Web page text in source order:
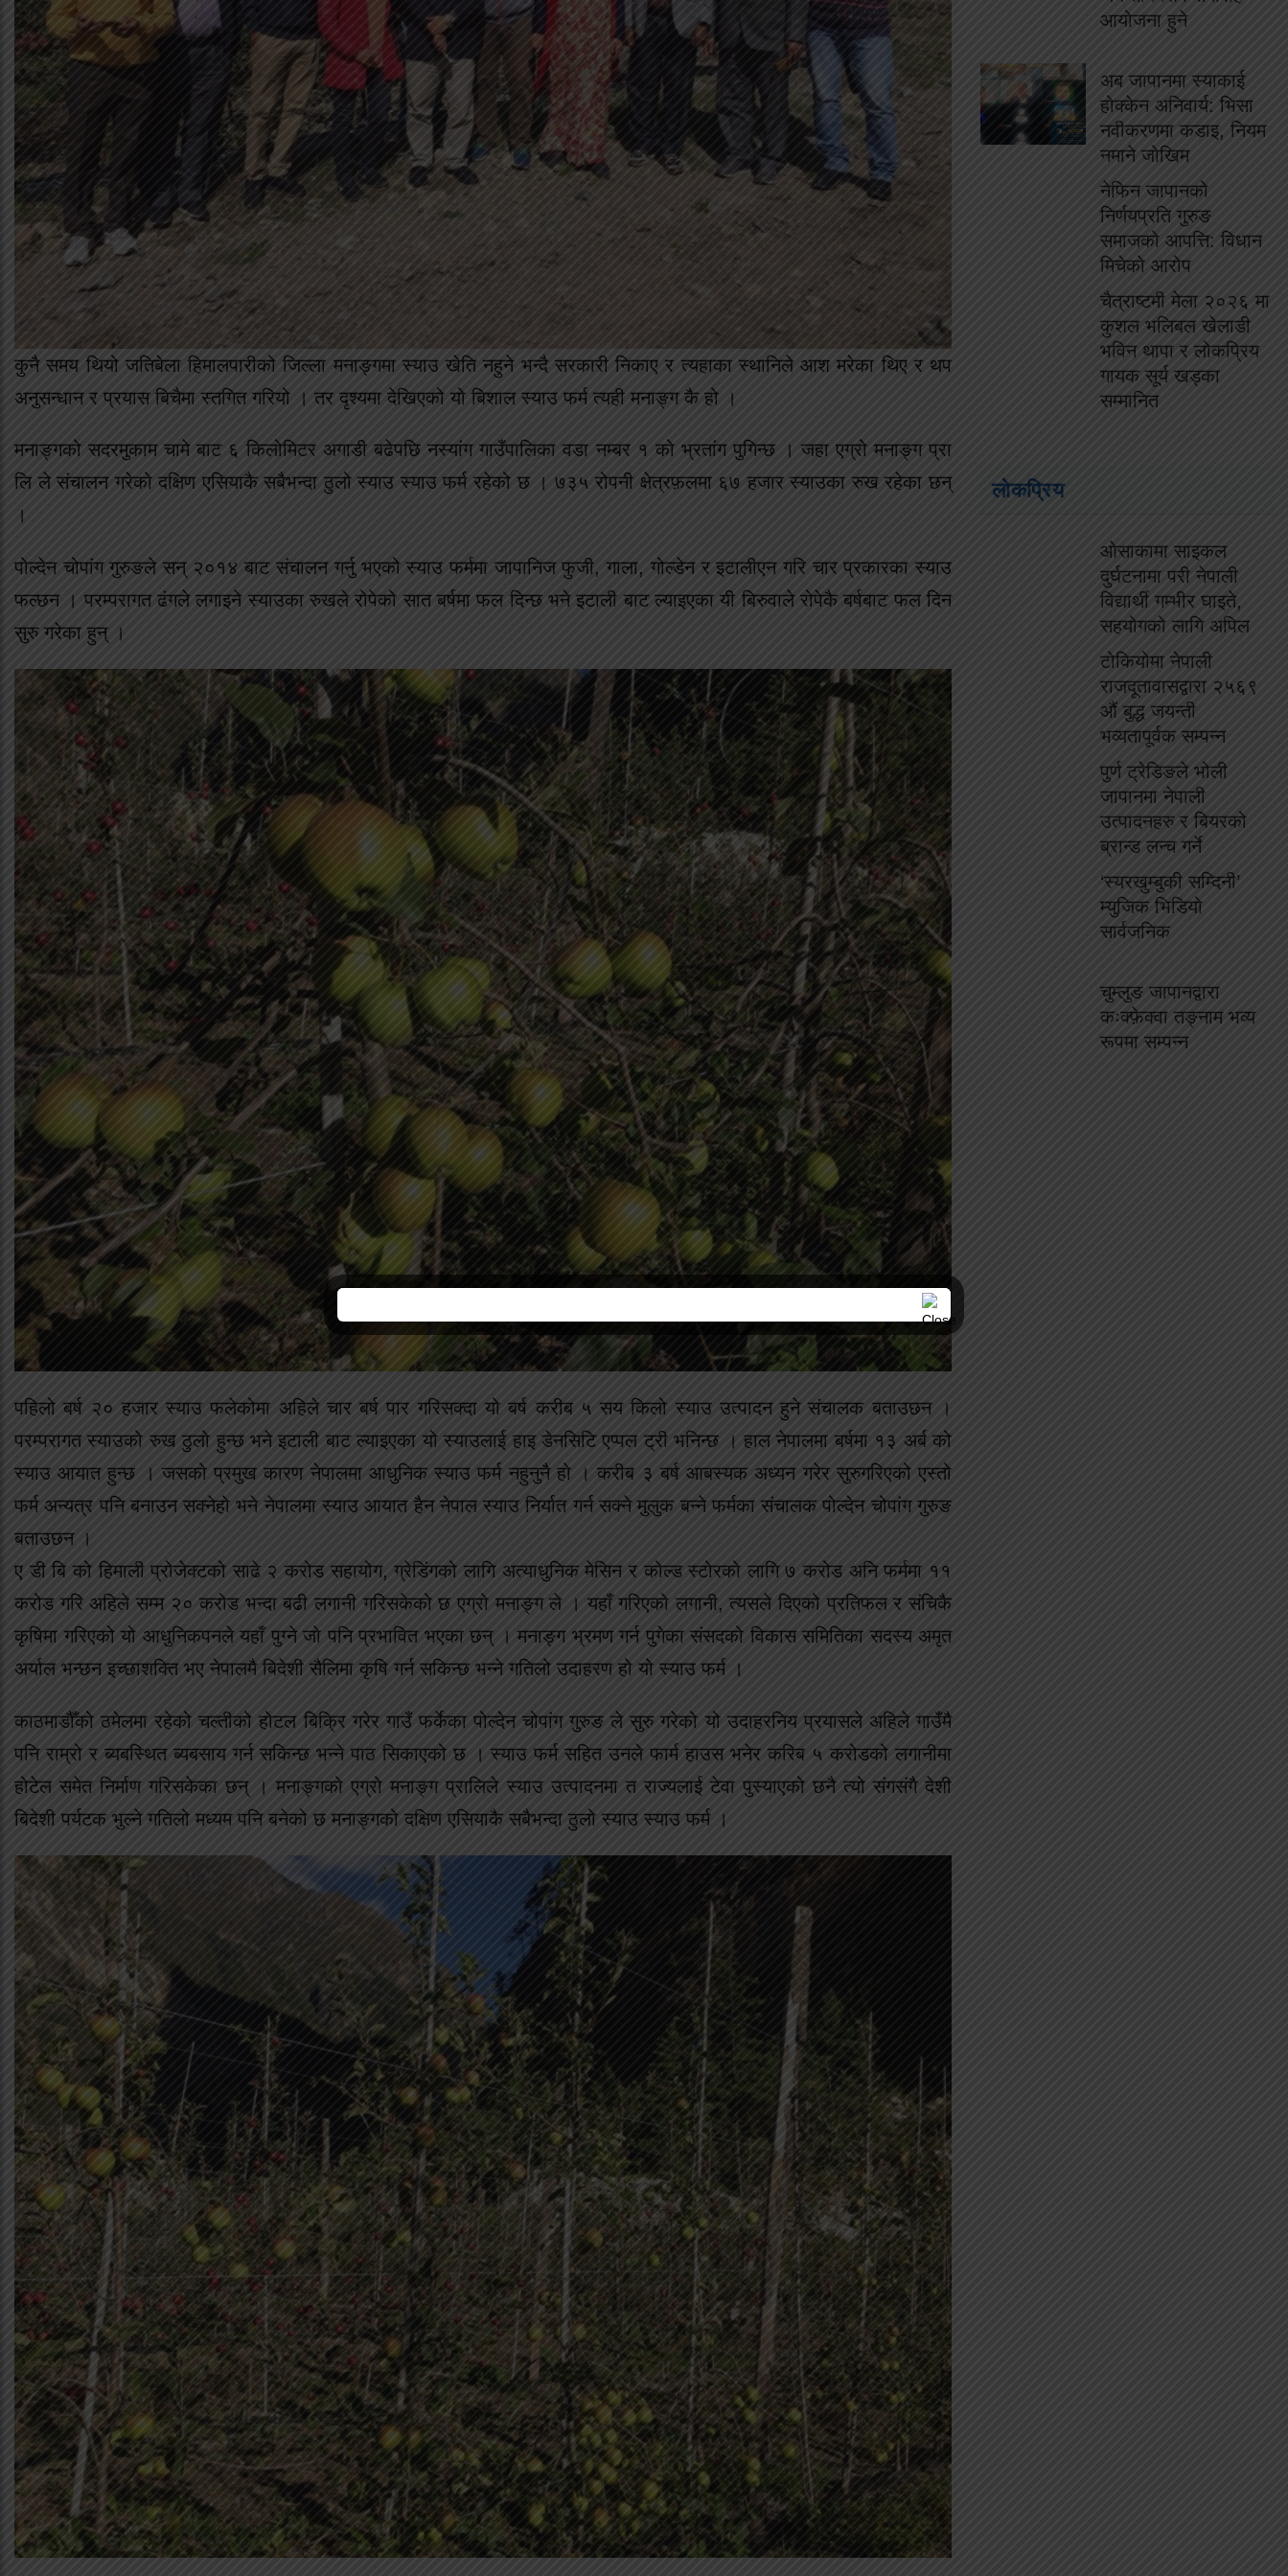
कुनै समय थियो जतिबेला हिमालपारीको जिल्ला मनाङ्गमा स्याउ खेति नहुने भन्दै सरकारी निकाए र त्यहाका स्थानिले आश मरेका थिए र थप
अनुसन्धान र प्रयास बिचैमा स्तगित गरियो । तर दृश्यमा देखिएको यो बिशाल स्याउ फर्म त्यही मनाङ्ग कै हो ।
मनाङ्गको सदरमुकाम चामे बाट ६ किलोमिटर अगाडी बढेपछि नस्यांग गाउँपालिका वडा नम्बर १ को भ्रतांग पुगिन्छ । जहा एग्रो मनाङ्ग प्रा
लि ले संचालन गरेको दक्षिण एसियाकै सबैभन्दा ठुलो स्याउ स्याउ फर्म रहेको छ । ७३५ रोपनी क्षेत्रफ़लमा ६७ हजार स्याउका रुख रहेका छन्
।
पोल्देन चोपांग गुरुङले सन् २०१४ बाट संचालन गर्नु भएको स्याउ फर्ममा जापानिज फुजी, गाला, गोल्डेन र इटालीएन गरि चार प्रकारका स्याउ
फल्छन । परम्परागत ढंगले लगाइने स्याउका रुखले रोपेको सात बर्षमा फल दिन्छ भने इटाली बाट ल्याइएका यी बिरुवाले रोपेकै बर्षबाट फल दिन
सुरु गरेका हुन् ।
पहिलो बर्ष २० हजार स्याउ फलेकोमा अहिले चार बर्ष पार गरिसक्दा यो बर्ष करीब ५ सय किलो स्याउ उत्पादन हुने संचालक बताउछन ।
परम्परागत स्याउको रुख ठुलो हुन्छ भने इटाली बाट ल्याइएका यो स्याउलाई हाइ डेनसिटि एप्पल ट्री भनिन्छ । हाल नेपालमा बर्षमा १३ अर्ब को
स्याउ आयात हुन्छ । जसको प्रमुख कारण नेपालमा आधुनिक स्याउ फर्म नहुनुनै हो । करीब ३ बर्ष आबस्यक अध्यन गरेर सुरुगरिएको एस्तो
फर्म अन्यत्र पनि बनाउन सक्नेहो भने नेपालमा स्याउ आयात हैन नेपाल स्याउ निर्यात गर्न सक्ने मुलुक बन्ने फर्मका संचालक पोल्देन चोपांग गुरुङ
बताउछन ।
ए डी बि को हिमाली प्रोजेक्टको साढे २ करोड सहायोग, ग्रेडिंगको लागि अत्याधुनिक मेसिन र कोल्ड स्टोरको लागि ७ करोड अनि फर्ममा ११
करोड गरि अहिले सम्म २० करोड भन्दा बढी लगानी गरिसकेको छ एग्रो मनाङ्ग ले । यहाँ गरिएको लगानी, त्यसले दिएको प्रतिफल र संचिकै
कृषिमा गरिएको यो आधुनिकपनले यहाँ पुग्ने जो पनि प्रभावित भएका छन् । मनाङ्ग भ्रमण गर्न पुगेका संसदको विकास समितिका सदस्य अमृत
अर्याल भन्छन इच्छाशक्ति भए नेपालमै बिदेशी सैलिमा कृषि गर्न सकिन्छ भन्ने गतिलो उदाहरण हो यो स्याउ फर्म ।
काठमाडौँको ठमेलमा रहेको चल्तीको होटल बिक्रि गरेर गाउँ फर्केका पोल्देन चोपांग गुरुङ ले सुरु गरेको यो उदाहरनिय प्रयासले अहिले गाउँमै
पनि राम्रो र ब्यबस्थित ब्यबसाय गर्न सकिन्छ भन्ने पाठ सिकाएको छ । स्याउ फर्म सहित उनले फार्म हाउस भनेर करिब ५ करोडको लगानीमा
होटेल समेत निर्माण गरिसकेका छन् । मनाङ्गको एग्रो मनाङ्ग प्रालिले स्याउ उत्पादनमा त राज्यलाई टेवा पुस्याएको छनै त्यो संगसंगै देशी
बिदेशी पर्यटक भुल्ने गतिलो मध्यम पनि बनेको छ मनाङ्गको दक्षिण एसियाकै सबैभन्दा ठुलो स्याउ स्याउ फर्म ।
आयोजना हुने
अब जापानमा स्याकाई
होक्केन अनिवार्य: भिसा
नवीकरणमा कडाइ, नियम
नमाने जोखिम
नेफिन जापानको
निर्णयप्रति गुरुङ
समाजको आपत्ति: विधान
मिचेको आरोप
चैत्राष्टमी मेला २०२६ मा
कुशल भलिबल खेलाडी
भविन थापा र लोकप्रिय
गायक सूर्य खड्का
सम्मानित
लोकप्रिय
ओसाकामा साइकल
दुर्घटनामा परी नेपाली
विद्यार्थी गम्भीर घाइते,
सहयोगको लागि अपिल
टोकियोमा नेपाली
राजदूतावासद्वारा २५६९
औं बुद्ध जयन्ती
भव्यतापूर्वक सम्पन्न
पुर्ण ट्रेडिङले भोली
जापानमा नेपाली
उत्पादनहरु र बियरको
ब्रान्ड लन्च गर्ने
‘स्यरखुम्बुकी सम्दिनी’
म्युजिक भिडियो
सार्वजनिक
चुम्लुङ जापानद्वारा
कःक्फ़ेक्वा तङ्नाम भव्य
रूपमा सम्पन्न